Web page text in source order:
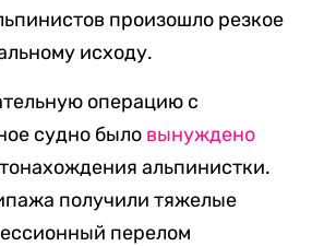
произошло резкое
исходу.
операцию с
судно было вынуждено
альпинистки.
получили тяжелые
перелом